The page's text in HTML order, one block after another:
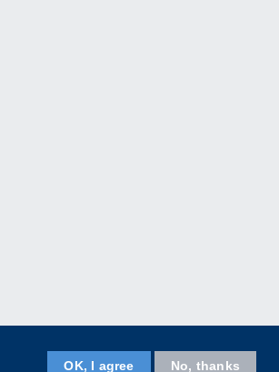
OK, I agree No, thanks